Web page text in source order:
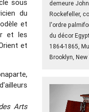
sous
du
et
et les
et
Arts
demeure John
Rockefeller,
l'ordre
du décor
1864-1865,
Brooklyn, New